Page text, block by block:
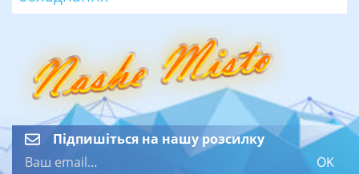
Підпишіться на нашу розсилку
OK